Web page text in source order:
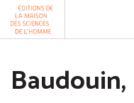
Aller au contenu
Panneau de gestion des